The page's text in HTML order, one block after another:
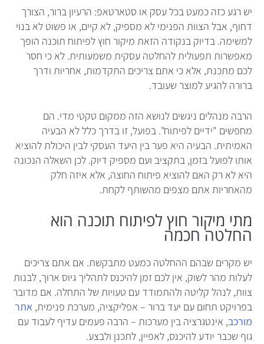
יש רגע כזה כמעט בכל עסק או סטארטאפ: הרעיון ברור, הצורך
דחוף, אבל הצוות הפנימי לא מספיק, לא קיים, או פשוט לא בנוי
למשימה. בדיוק בנקודה הזאת מיקור חוץ לפיתוח תוכנה הופך
מאפשרות תפעולית להחלטה עסקית משמעותית. לא כי חסר
לכם מתכנת, אלא כי אתם צריכים התקדמות, אחריות ודרך
ברורה להגיע למוצר שעובד.
הרבה מנהלים ניגשים לנושא הזה ממקום טקטי מדי. הם
מחפשים "ידיים לפיתוח". בפועל, זו בדרך כלל לא הבעיה
האמיתית. הבעיה היא פער בין היעד העסקי לבין היכולת להוציא
אותו לפועל בזמן, בתקציב ועם מספיק דיוק. לכן השאלה הנכונה
היא לא רק האם להוציא פיתוח החוצה, אלא איזה חלק
מהאחריות אתם מצפים מהשותף לקחת.
מתי מיקור חוץ לפיתוח תוכנה הוא
החלטה חכמה
יש מקרים שבהם ההחלטה כמעט מתבקשת. אם אתם צריכים
לעלות מהר לשוק, אין לכם זמן להיכנס לתהליך גיוס ארוך, לבנות
צוות, לנהל קליטה ולהתמודד עם טעויות של התחלה. אם מדובר
בפרויקט תחום עם יעד ברור – אפליקציה, מערכת פנימית, אתר
מורכב, אינטגרציה בין מערכות – הרבה פעמים עדיף לעבוד עם
גוף שכבר יודע להיכנס, לאפיין, לתכנן ולבצע.